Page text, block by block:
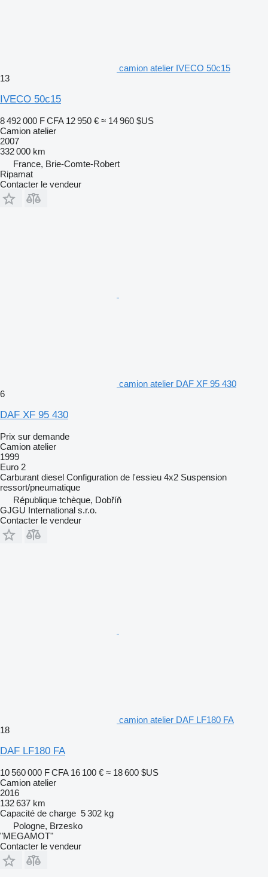
camion atelier IVECO 50c15
13
IVECO 50c15
8 492 000 F CFA 12 950 € ≈ 14 960 $US
Camion atelier
2007
332 000 km
France, Brie-Comte-Robert
Ripamat
Contacter le vendeur
camion atelier DAF XF 95 430
6
DAF XF 95 430
Prix sur demande
Camion atelier
1999
Euro 2
Carburant diesel Configuration de l'essieu 4x2 Suspension
ressort/pneumatique
République tchèque, Dobříň
GJGU International s.r.o.
Contacter le vendeur
camion atelier DAF LF180 FA
18
DAF LF180 FA
10 560 000 F CFA 16 100 € ≈ 18 600 $US
Camion atelier
2016
132 637 km
Capacité de charge 5 302 kg
Pologne, Brzesko
"MEGAMOT"
Contacter le vendeur